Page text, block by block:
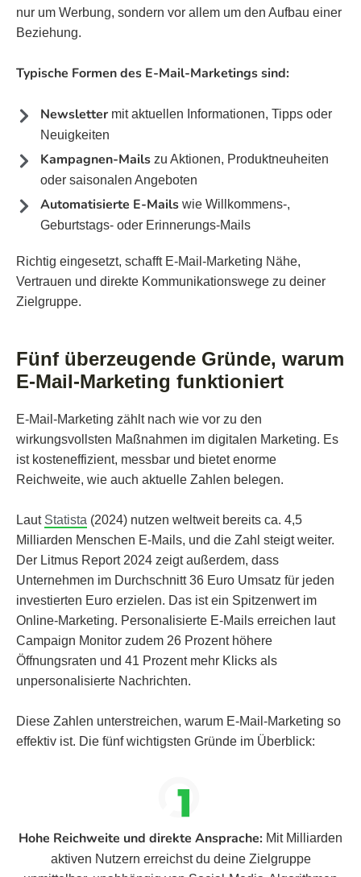
nur um Werbung, sondern vor allem um den Aufbau einer
Beziehung.
Typische Formen des E-Mail-Marketings sind:
Newsletter mit aktuellen Informationen, Tipps oder
Neuigkeiten
Kampagnen-Mails zu Aktionen, Produktneuheiten
oder saisonalen Angeboten
Automatisierte E-Mails wie Willkommens-,
Geburtstags- oder Erinnerungs-Mails
Richtig eingesetzt, schafft E-Mail-Marketing Nähe,
Vertrauen und direkte Kommunikationswege zu deiner
Zielgruppe.
Fünf überzeugende Gründe, warum
E-Mail-Marketing funktioniert
E-Mail-Marketing zählt nach wie vor zu den
wirkungsvollsten Maßnahmen im digitalen Marketing. Es
ist kosteneffizient, messbar und bietet enorme
Reichweite, wie auch aktuelle Zahlen belegen.
Laut Statista (2024) nutzen weltweit bereits ca. 4,5
Milliarden Menschen E-Mails, und die Zahl steigt weiter.
Der Litmus Report 2024 zeigt außerdem, dass
Unternehmen im Durchschnitt 36 Euro Umsatz für jeden
investierten Euro erzielen. Das ist ein Spitzenwert im
Online-Marketing. Personalisierte E-Mails erreichen laut
Campaign Monitor zudem 26 Prozent höhere
Öffnungsraten und 41 Prozent mehr Klicks als
unpersonalisierte Nachrichten.
Diese Zahlen unterstreichen, warum E-Mail-Marketing so
effektiv ist. Die fünf wichtigsten Gründe im Überblick:
Hohe Reichweite und direkte Ansprache: Mit Milliarden
aktiven Nutzern erreichst du deine Zielgruppe